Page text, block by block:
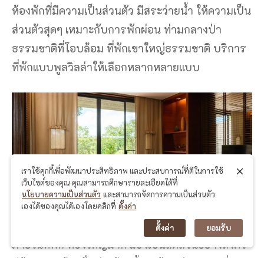
ห้องพักที่มีความเป็นส่วนตัว มีสระว่ายน้ำ ให้ความเป็น
ส่วนตัวสุดๆ เหมาะกับการพักผ่อน ท่ามกลางป่า
ธรรมชาติที่โอบล้อม ที่พักเขาใหญ่ธรรมชาติ บริการ
ที่พักแบบพูลวิลล่าให้เลือกหลากหลายแบบ
ภายในที่พัก ห้องใหญ่มาก แบ่งเป็นสัดส่วนอย่างลงตัว
เราใช้คุกกี้เพื่อพัฒนาประสิทธิภาพ และประสบการณ์ที่ดีในการใช้
เว็บไซต์ของคุณ คุณสามารถศึกษารายละเอียดได้ที่
นโยบายความเป็นส่วนตัว และสามารถจัดการความเป็นส่วนตัว
เองได้ของคุณได้เองโดยคลิกที่ ตั้งค่า
ตั้งค่า ยอมรับ